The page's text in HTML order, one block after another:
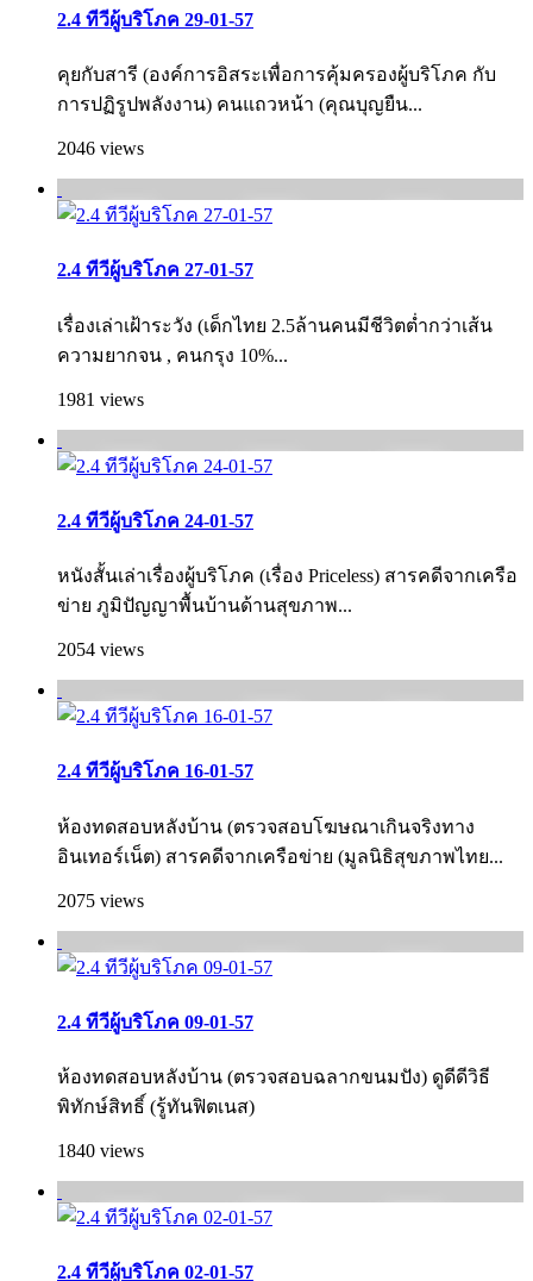
2.4 ทีวีผู้บริโภค 29-01-57
คุยกับสารี (องค์การอิสระเพื่อการคุ้มครองผู้บริโภค กั­บ
การปฏิรูปพลังงาน) คนแถวหน้า (คุณบุญยืน...
2046 views
2.4 ทีวีผู้บริโภค 27-01-57
เรื่องเล่าเฝ้าระวัง (เด็กไทย 2.5ล้านคนมีชีวิตต่ำกว่าเส้น
ความยากจน , คนกรุง 10%...
1981 views
2.4 ทีวีผู้บริโภค 24-01-57
หนังสั้นเล่าเรื่องผู้บริโภค (เรื่อง Priceless) สารคดีจากเครือ
ข่าย ภูมิปัญญาพื้นบ้านด้านสุขภาพ...
2054 views
2.4 ทีวีผู้บริโภค 16-01-57
ห้องทดสอบหลังบ้าน (ตรวจสอบโฆษณาเกินจริงทาง
อินเทอร์เน็ต) สารคดีจากเครือข่าย (มูลนิธิสุขภาพไทย...
2075 views
2.4 ทีวีผู้บริโภค 09-01-57
ห้องทดสอบหลังบ้าน (ตรวจสอบฉลากขนมปัง) ดูดีดีวิธี
พิทักษ์สิทธิ์ (รู้ทันฟิตเนส)
1840 views
2.4 ทีวีผู้บริโภค 02-01-57